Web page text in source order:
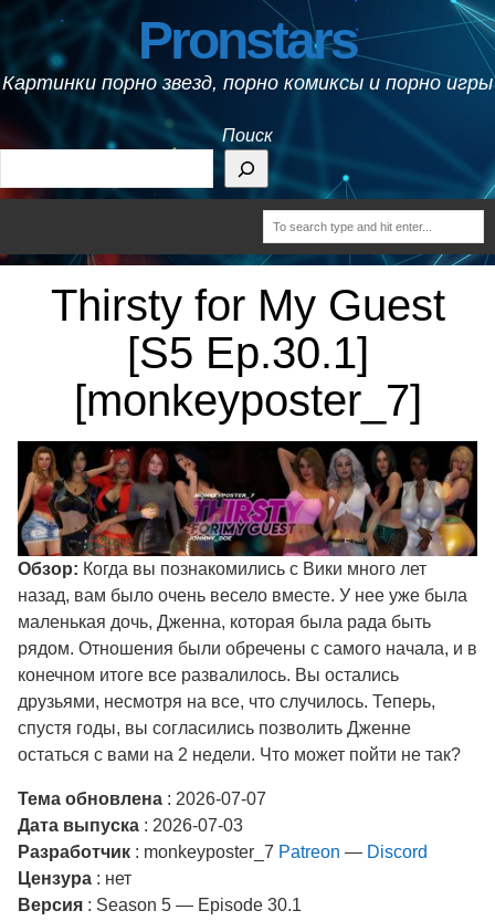
Pronstars
Картинки порно звезд, порно комиксы и порно игры
Поиск
Thirsty for My Guest
[S5 Ep.30.1]
[monkeyposter_7]
Обзор: Когда вы познакомились с Вики много лет
назад, вам было очень весело вместе. У нее уже была
маленькая дочь, Дженна, которая была рада быть
рядом. Отношения были обречены с самого начала, и в
конечном итоге все развалилось. Вы остались
друзьями, несмотря на все, что случилось. Теперь,
спустя годы, вы согласились позволить Дженне
остаться с вами на 2 недели. Что может пойти не так?
Тема обновлена : 2026-07-07
Дата выпуска : 2026-07-03
Разработчик : monkeyposter_7 Patreon — Discord
Цензура : нет
Версия : Season 5 — Episode 30.1